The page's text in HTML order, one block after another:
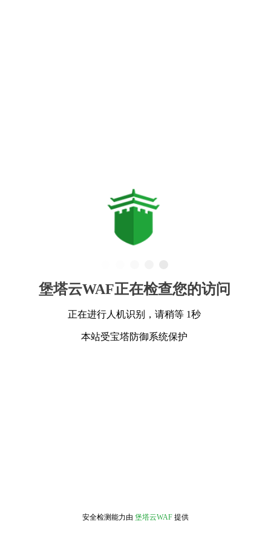
堡塔云WAF正在检查您的访问
正在进行人机识别，请稍等 1秒
本站受宝塔防御系统保护
安全检测能力由 堡塔云WAF 提供